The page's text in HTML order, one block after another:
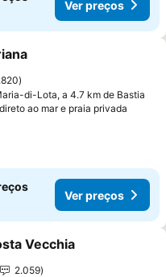
Ver preços
aos favoritos
di-Lota, a 4.7 km de Bastia
ao mar e praia privada
Ver preços
aos favoritos
Vecchia
2.059